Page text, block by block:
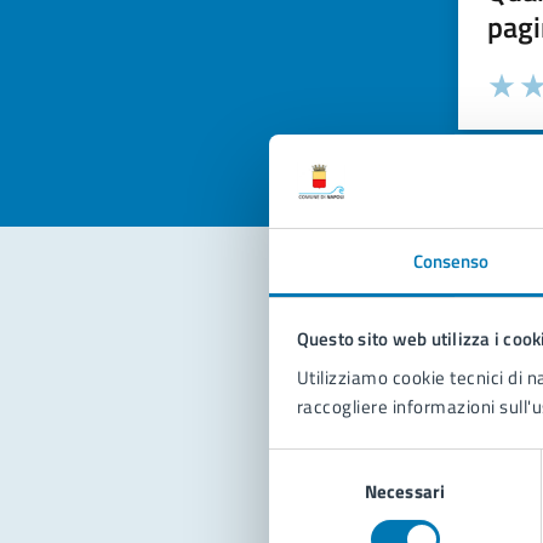
Consenso
Questo sito web utilizza i
Utilizziamo cookie tecnici di
raccogliere informazioni
Necessari
Valuta